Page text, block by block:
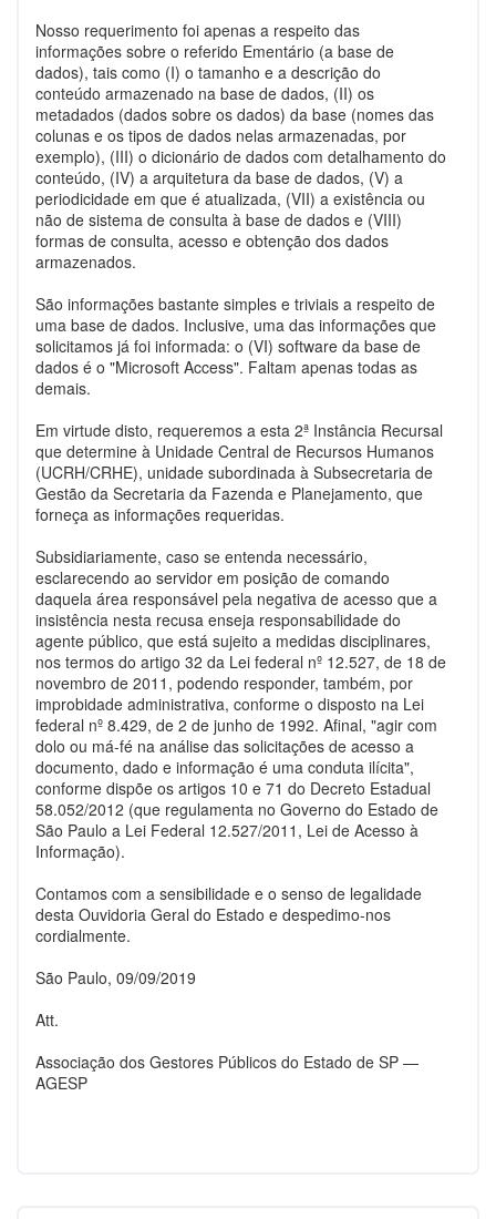
Nosso requerimento foi apenas a respeito das
informações sobre o referido Ementário (a base de
dados), tais como (I) o tamanho e a descrição do
conteúdo armazenado na base de dados, (II) os
metadados (dados sobre os dados) da base (nomes das
colunas e os tipos de dados nelas armazenadas, por
exemplo), (III) o dicionário de dados com detalhamento do
conteúdo, (IV) a arquitetura da base de dados, (V) a
periodicidade em que é atualizada, (VII) a existência ou
não de sistema de consulta à base de dados e (VIII)
formas de consulta, acesso e obtenção dos dados
armazenados.
São informações bastante simples e triviais a respeito de
uma base de dados. Inclusive, uma das informações que
solicitamos já foi informada: o (VI) software da base de
dados é o "Microsoft Access". Faltam apenas todas as
demais.
Em virtude disto, requeremos a esta 2ª Instância Recursal
que determine à Unidade Central de Recursos Humanos
(UCRH/CRHE), unidade subordinada à Subsecretaria de
Gestão da Secretaria da Fazenda e Planejamento, que
forneça as informações requeridas.
Subsidiariamente, caso se entenda necessário,
esclarecendo ao servidor em posição de comando
daquela área responsável pela negativa de acesso que a
insistência nesta recusa enseja responsabilidade do
agente público, que está sujeito a medidas disciplinares,
nos termos do artigo 32 da Lei federal nº 12.527, de 18 de
novembro de 2011, podendo responder, também, por
improbidade administrativa, conforme o disposto na Lei
federal nº 8.429, de 2 de junho de 1992. Afinal, "agir com
dolo ou má-fé na análise das solicitações de acesso a
documento, dado e informação é uma conduta ilícita",
conforme dispõe os artigos 10 e 71 do Decreto Estadual
58.052/2012 (que regulamenta no Governo do Estado de
São Paulo a Lei Federal 12.527/2011, Lei de Acesso à
Informação).
Contamos com a sensibilidade e o senso de legalidade
desta Ouvidoria Geral do Estado e despedimo-nos
cordialmente.
São Paulo, 09/09/2019
Att.
Associação dos Gestores Públicos do Estado de SP —
AGESP